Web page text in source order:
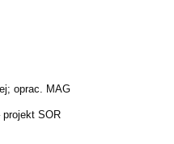
oprac. MAG
SOR